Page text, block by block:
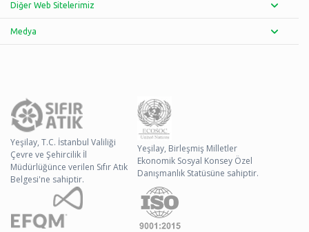
Diğer Web Sitelerimiz
Medya
Yeşilay, T.C. İstanbul Valiliği
Çevre ve Şehircilik İl
Müdürlüğünce verilen Sıfır Atık
Belgesi'ne sahiptir.
Yeşilay, Birleşmiş Milletler
Ekonomik Sosyal Konsey Özel
Danışmanlık Statüsüne sahiptir.